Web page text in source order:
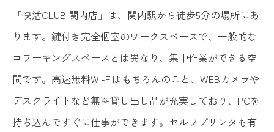
「快活CLUB 関内店」は、関内駅から徒歩5分の場所にあ
ります。鍵付き完全個室のワークスペースで、一般的な
コワーキングスペースとは異なり、集中作業ができる空
間です。高速無料Wi-Fiはもちろんのこと、WEBカメラや
デスクライトなど無料貸し出し品が充実しており、PCを
持ち込んですぐに仕事ができます。セルフプリンタも有